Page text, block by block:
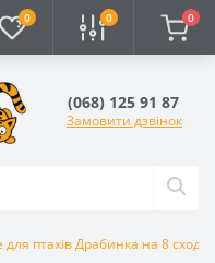
0 0 0
(068) 125 91 87
Замовити дзвінок
для птахів Драбинка на 8